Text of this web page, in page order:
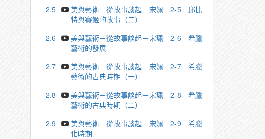
2.5
美與藝術－從故事談起－宋姵 2-5 邱比
特與賽姬的故事（二）
2.6
美與藝術－從故事談起－宋珮 2-6 希臘
藝術的發展
2.7
美與藝術－從故事談起－宋姵 2-7 希臘
藝術的古典時期（一）
2.8
美與藝術－從故事談起－宋珮 2-8 希臘
藝術的古典時期（二）
2.9
美與藝術－從故事談起－宋姵 2-9 希臘
化時期